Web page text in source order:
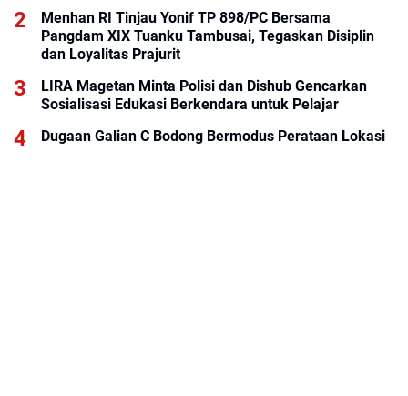
Menhan RI Tinjau Yonif TP 898/PC Bersama
Pangdam XIX Tuanku Tambusai, Tegaskan Disiplin
dan Loyalitas Prajurit
LIRA Magetan Minta Polisi dan Dishub Gencarkan
Sosialisasi Edukasi Berkendara untuk Pelajar
Dugaan Galian C Bodong Bermodus Perataan Lokasi